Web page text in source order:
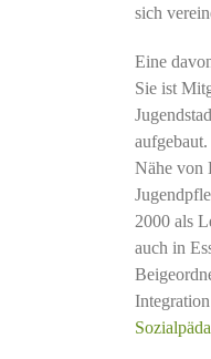
sich
Eine
Sie ist
Nähe von
2000 als
auch in